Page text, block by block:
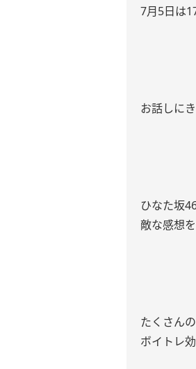
7月5日は
お話しに
ひなた坂
敵な感想
たくさん
ボイトレ